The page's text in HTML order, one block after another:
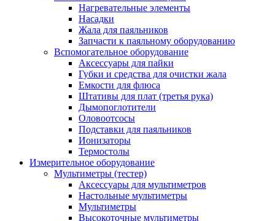
Нагревательные элементы
Насадки
Жала для паяльников
Запчасти к паяльному оборудованию
Вспомогательное оборудование
Аксессуары для пайки
Губки и средства для очистки жала
Емкости для флюса
Штативы для плат (третья рука)
Дымопоглотители
Оловоотсосы
Подставки для паяльников
Ионизаторы
Термостолы
Измерительное оборудование
Мультиметры (тестер)
Аксессуары для мультиметров
Настольные мультиметры
Мультиметры
Высокоточные мультиметры